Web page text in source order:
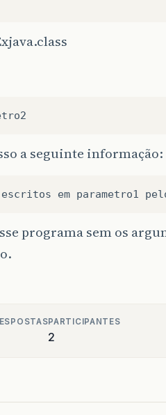
a seguinte informação:
escritos em parametro1
programa sem os
PARTICIPANTES
2